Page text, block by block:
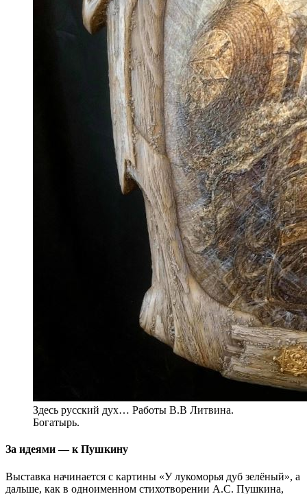
Здесь русский дух… Работы В.В Литвина.
Богатырь.
За идеями — к Пушкину
Выставка начинается с картины «У лукоморья дуб зелёный», а
дальше, как в одноименном стихотворении А.С. Пушкина,